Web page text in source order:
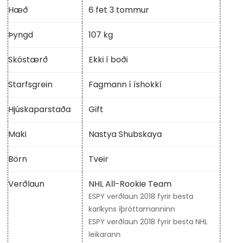
Hæð 6 fet 3 tommur
Þyngd 107 kg
Skóstærð Ekki í boði
Starfsgrein Fagmann í íshokkí
Hjúskaparstaða Gift
Maki Nastya Shubskaya
Börn Tveir
Verðlaun NHL All-Rookie Team
ESPY verðlaun 2018 fyrir besta
karlkyns íþróttamanninn
ESPY verðlaun 2018 fyrir besta NHL
leikarann